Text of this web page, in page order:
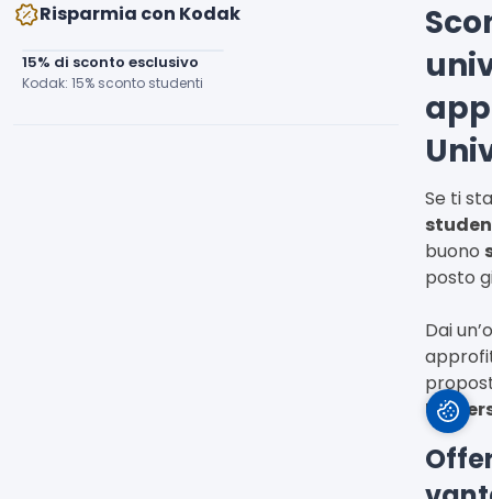
Risparmia con Kodak
15% di sconto esclusivo
Kodak: 15% sconto studenti
Se ti
buono
posto
Dai